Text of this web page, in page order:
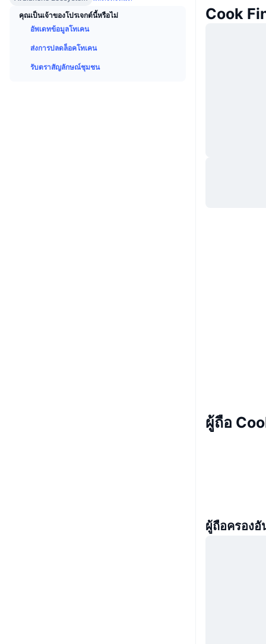
คุณเป็นเจ้าของโปรเจกต์นี้หรือไม่
อัพเดทข้อมูลโทเคน
ส่งการปลดล็อคโทเคน
รับตราสัญลักษณ์ชุมชน
Cook
ผู้ถือ
ผู้ถือครอง